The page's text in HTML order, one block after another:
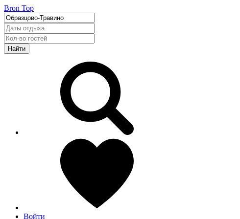
Bron Top
Найти
Войти